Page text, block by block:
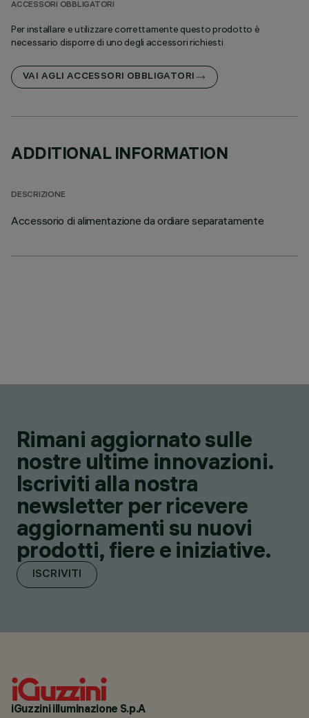
ACCESSORI OBBLIGATORI
Per installare e utilizzare correttamente questo prodotto è
necessario disporre di uno degli accessori richiesti
VAI AGLI ACCESSORI OBBLIGATORI
ADDITIONAL INFORMATION
DESCRIZIONE
Accessorio di alimentazione da ordiare separatamente
Rimani aggiornato sulle
nostre ultime innovazioni.
Iscriviti alla nostra
newsletter per ricevere
aggiornamenti su nuovi
prodotti, fiere e iniziative.
ISCRIVITI
iGuzzini illuminazione S.p.A